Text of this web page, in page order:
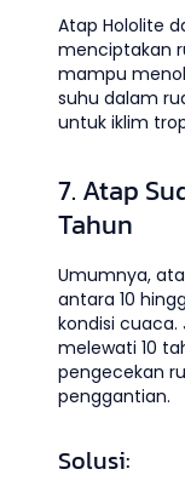
Atap Hololite
menciptakan
mampu
suhu dalam
untuk iklim
7. Atap
Tahun
Umumnya,
antara 10
kondisi cuaca.
melewati 10
pengecekan
penggantian.
Solusi: